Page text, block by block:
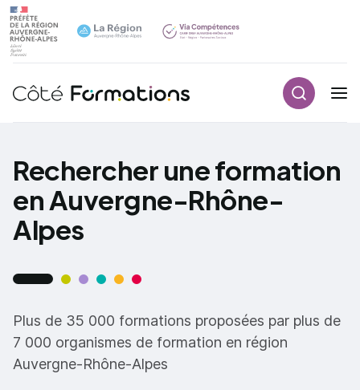
Navigation principale
Rechercher une formation
en Auvergne-Rhône-
Alpes
Plus de 35 000 formations proposées par plus de
7 000 organismes de formation en région
Auvergne-Rhône-Alpes